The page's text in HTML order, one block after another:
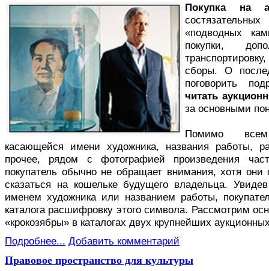
Покупка на
«подводных
покупки,
сборы. О
поговорить
читать
за основными
Помимо
касающейся имени художника, названия работы,
прочее, рядом с фотографией произведения
покупатель обычно не обращает внимания, хотя
сказаться на кошельке будущего владельца.
именем художника или названием работы,
каталога расшифровку этого символа. Рассмотрим
«крокозябры» в каталогах двух крупнейших
Подробнее... Добавить комментарий
Правовое пространство для культуры